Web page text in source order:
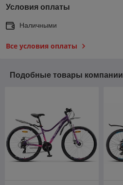
Условия оплаты
Наличными
Все условия оплаты
Подобные товары компании